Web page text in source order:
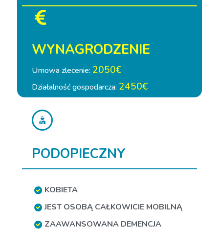
WYNAGRODZENIE
Umowa zlecenie: 2050€
Działalność gospodarcza: 2450€
PODOPIECZNY
KOBIETA
JEST OSOBĄ CAŁKOWICIE MOBILNĄ
ZAAWANSOWANA DEMENCJA